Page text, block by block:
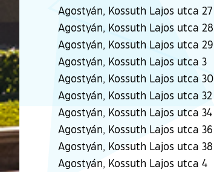
Agostyán, Kossuth Lajos utca 27
Agostyán, Kossuth Lajos utca 28
Agostyán, Kossuth Lajos utca 29
Agostyán, Kossuth Lajos utca 3
Agostyán, Kossuth Lajos utca 30
Agostyán, Kossuth Lajos utca 32
Agostyán, Kossuth Lajos utca 34
Agostyán, Kossuth Lajos utca 36
Agostyán, Kossuth Lajos utca 38
Agostyán, Kossuth Lajos utca 4